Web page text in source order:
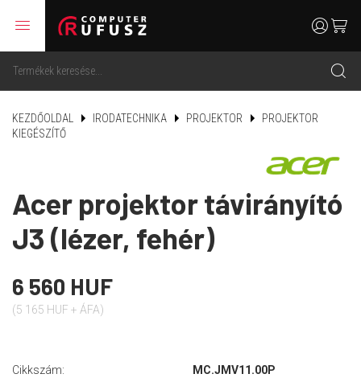
menu
search
usercart
KEZDŐOLDAL IRODATECHNIKA PROJEKTOR
PROJEKTOR
KIEGÉSZÍTŐ
Acer projektor távirányító
J3 (lézer, fehér)
6 560 HUF
(5 165 HUF + ÁFA)
Cikkszám:
MC.JMV11.00P